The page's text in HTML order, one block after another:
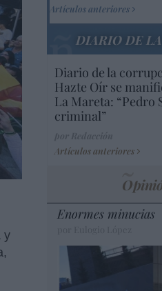
y
Artículos anteriores
DIARIO DE
Diario de la
Hazte Oír se
La Mareta: “Pedro
criminal”
Artículos anteriores
Enormes minucias